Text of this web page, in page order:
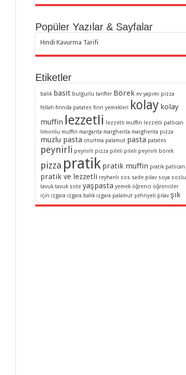
Popüler Yazılar & Sayfalar
Hindi Kavurma Tarifi
Etiketler
balık basit bulgurlu tarifler Börek ev yapımı pizza
fellah fırında patates fırın yemekleri kolay kolay
muffin lezzetli lezzetli muffin lezzetli patlıcan
limonlu muffin margarita margherita margherita pizza
muzlu pasta oturtma palamut pasta patates
peynirli peynirli pizza pileli pileli peynirli börek
pizza pratik pratik muffin pratik patlıcan
pratik ve lezzetli reyhanlı sos sade pilav soya soslu
tavuk tavuk sote yaşpasta yemek öğrenci öğrenciler
için ızgara ızgara balık ızgara palamut şehriyeli pilav şık